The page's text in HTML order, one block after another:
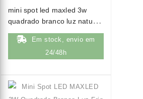
mini spot led maxled 3w
quadrado branco luz natural
(4000k)
Em stock, envio em
24/48h